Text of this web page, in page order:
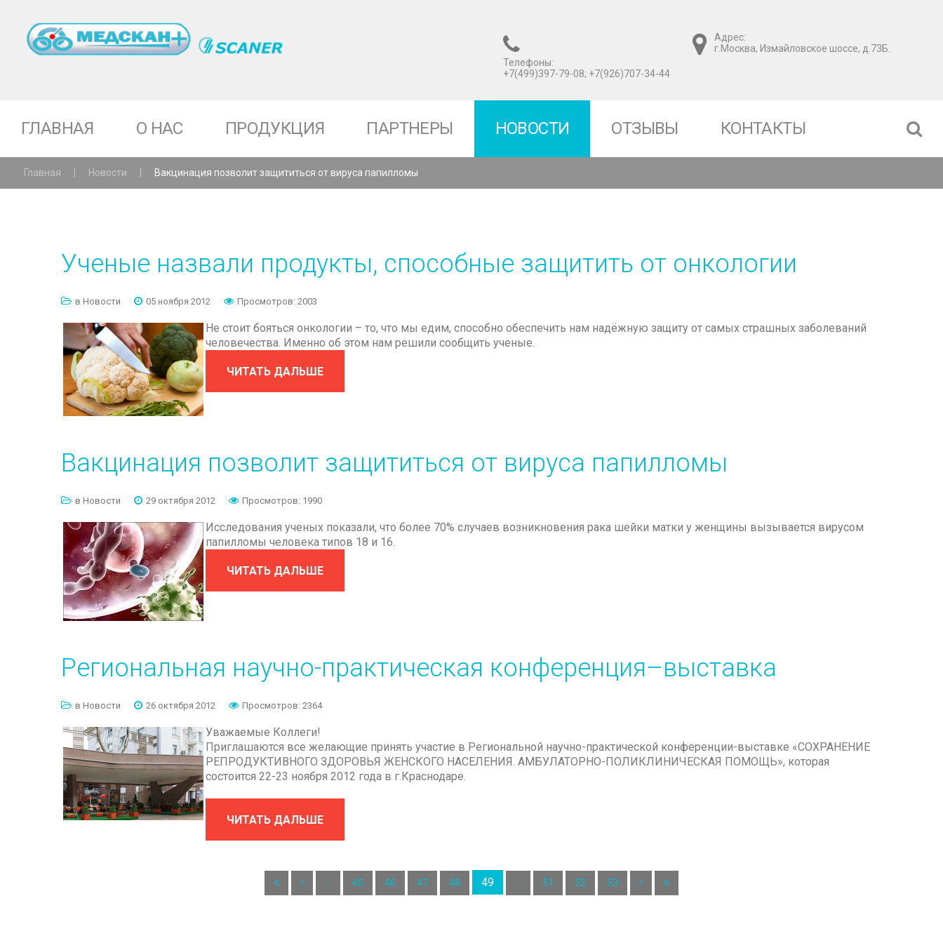
Телефоны:
+7(499)397-79-08; +7(926)707-34-44
Адрес:
г.Москва, Измайловское шоссе, д.73Б.
ГЛАВНАЯ О НАС
рабочего кабинета
гинеколога
Лизинг поможет купить
Награды
Коммерческое
предложение
ПРОДУКЦИЯ
Микроскоп МД-500
гистероскопии
Фотек Е81М
Фотек Е352; Е353
Фотек ЕА141
ПАРТНЕРЫ НОВОСТИ ОТЗЫВЫ КОНТАКТЫ
Главная Новости Вакцинация позволит защититься от вируса папилломы
Ученые назвали продукты, способные защитить от онкологии
в Новости 05 ноября 2012 Просмотров: 2003
Не стоит бояться онкологии – то, что мы едим, способно обеспечить нам надёжную защиту от самых страшных заболеваний
человечества. Именно об этом нам решили сообщить ученые.
ЧИТАТЬ ДАЛЬШЕ
Вакцинация позволит защититься от вируса папилломы
в Новости 29 октября 2012 Просмотров: 1990
Исследования ученых показали, что более 70% случаев возникновения рака шейки матки у женщины вызывается вирусом
папилломы человека типов 18 и 16.
ЧИТАТЬ ДАЛЬШЕ
Региональная научно-практическая конференция–выставка
в Новости 26 октября 2012 Просмотров: 2364
Уважаемые Коллеги!
Приглашаются все желающие принять участие в Региональной научно-практической конференции-выставке «СОХРАНЕНИЕ
РЕПРОДУКТИВНОГО ЗДОРОВЬЯ ЖЕНСКОГО НАСЕЛЕНИЯ. АМБУЛАТОРНО-ПОЛИКЛИНИЧЕСКАЯ ПОМОЩЬ», которая
состоится 22-23 ноября 2012 года в г.Краснодаре.
ЧИТАТЬ ДАЛЬШЕ
45 46 47 48 49 51 52 53